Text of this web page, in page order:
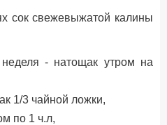
сок свежевыжатой калины
- натощак утром на
1/3 чайной ложки,
по 1 ч.л,